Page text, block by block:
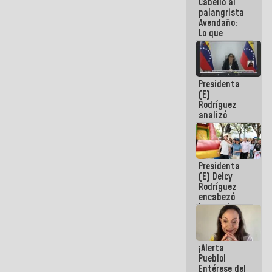
de la
República
palangrista
Avendaño:
Lo que
vayas a
escribir
hazlo hoy
por que no
sabemos si
la semana
que viene
hay
programa
Presidenta
(E)
Rodríguez
analizó
junto a
gobernadores
planes de
recuperación
del Sistema
Eléctrico
Nacional
Presidenta
(E) Delcy
Rodríguez
encabezó
lanzamiento
del Plan
Nacional de
Recreación
Vacacional
¡Alerta
Pueblo!
Entérese del